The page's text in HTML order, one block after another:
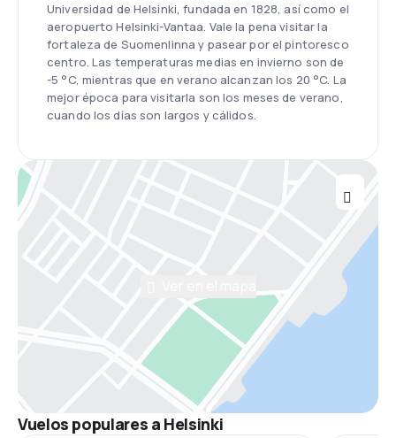
Universidad de Helsinki, fundada en 1828, así como el
aeropuerto Helsinki-Vantaa. Vale la pena visitar la
fortaleza de Suomenlinna y pasear por el pintoresco
centro. Las temperaturas medias en invierno son de
-5 °C, mientras que en verano alcanzan los 20 °C. La
mejor época para visitarla son los meses de verano,
cuando los días son largos y cálidos.
Vuelos populares a Helsinki